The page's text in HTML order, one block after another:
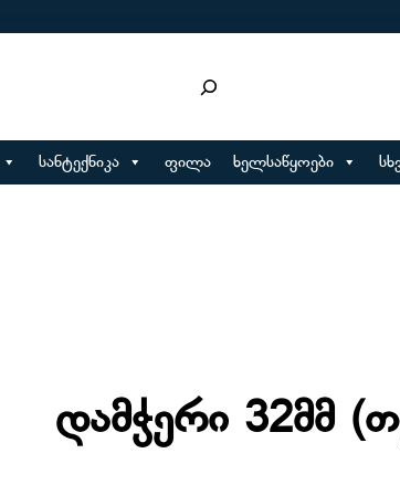
სანტექნიკა ფილა ხელსაწყოები
დამჭერი 32მმ